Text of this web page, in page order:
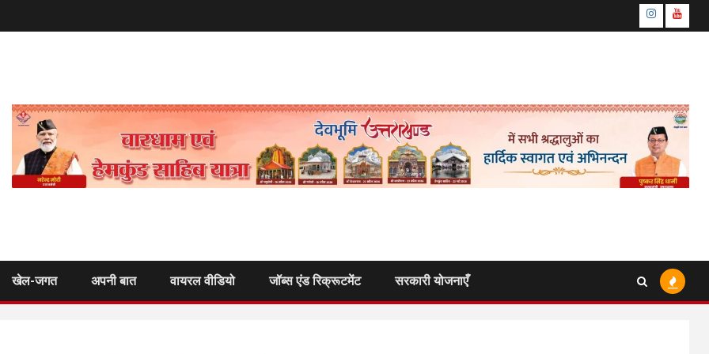
Instagram
खेल-जगत अपनी बात वायरल वीडियो जॉब्स एंड रिक्रूटमेंट सरकारी योजनाएँ